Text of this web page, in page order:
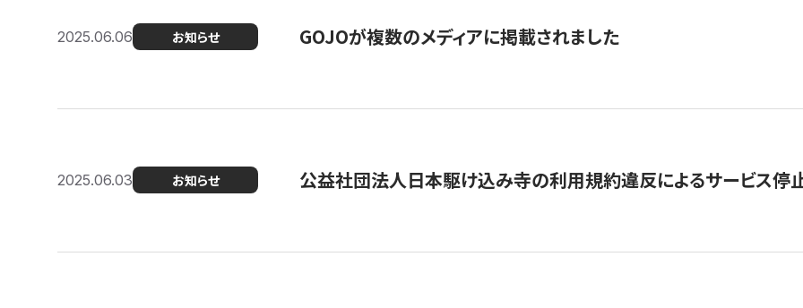
2025.06.06 お知らせ GOJOが複数のメディアに掲載されました
2025.06.03 お知らせ 公益社団法人日本駆け込み寺の利用規約違反によるサービス停